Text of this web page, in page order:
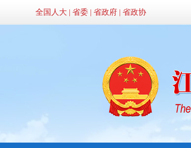
全国人大 | 省委 | 省政府 | 省政协